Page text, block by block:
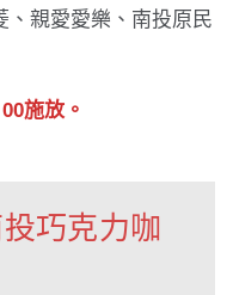
、親愛愛樂、南投原民
施放。
巧克力咖